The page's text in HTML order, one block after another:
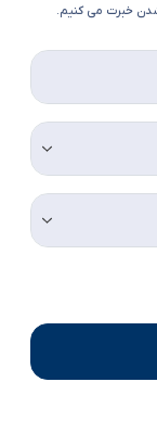
خبرت می کنیم.